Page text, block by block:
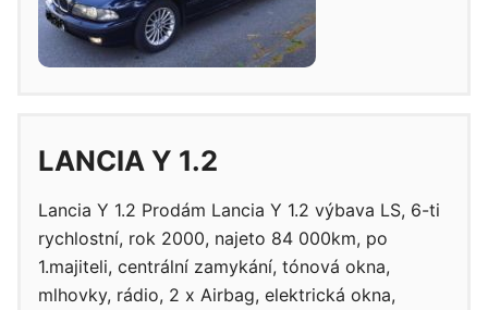
LANCIA Y 1.2
Lancia Y 1.2 Prodám Lancia Y 1.2 výbava LS, 6-ti
rychlostní, rok 2000, najeto 84 000km, po
1.majiteli, centrální zamykání, tónová okna,
mlhovky, rádio, 2 x Airbag, elektrická okna,